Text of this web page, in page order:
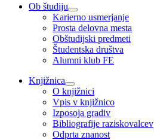
Ob študiju
Karierno usmerjanje
Prosta delovna mesta
Obštudijski predmeti
Študentska društva
Alumni klub FE
Knjižnica
O knjižnici
Vpis v knjižnico
Izposoja gradiv
Bibliografije raziskovalcev
Odprta znanost